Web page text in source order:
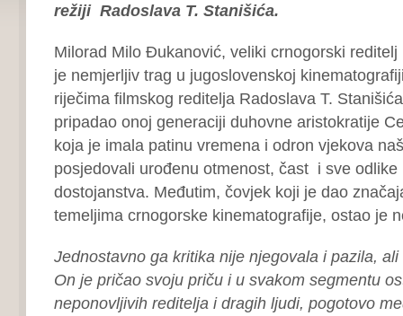
režiji Radoslava T. Stanišića.
Milorad Milo Đukanović, veliki crnogorski
je nemjerljiv trag u jugoslovenskoj
riječima filmskog reditelja Radoslava T.
pripadao onoj generaciji duhovne aristokratije
koja je imala patinu vremena i odron vjekova
posjedovali urođenu otmenost, čast i sve odlike
dostojanstva. Međutim, čovjek koji je dao
temeljima crnogorske kinematografije, ostao je
Jednostavno ga kritika nije njegovala i pazila,
On je pričao svoju priču i u svakom segmentu
neponovljivih reditelja i dragih ljudi, pogotovo